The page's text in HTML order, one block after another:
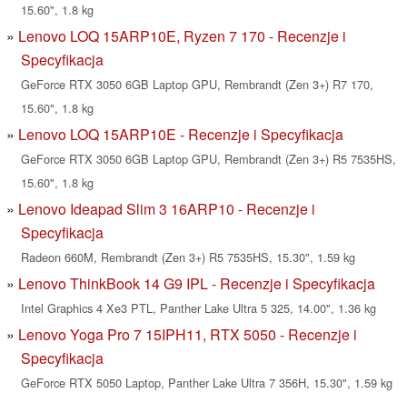
15.60", 1.8 kg
Lenovo LOQ 15ARP10E, Ryzen 7 170 - Recenzje i
Specyfikacja
GeForce RTX 3050 6GB Laptop GPU, Rembrandt (Zen 3+) R7 170,
15.60", 1.8 kg
Lenovo LOQ 15ARP10E - Recenzje i Specyfikacja
GeForce RTX 3050 6GB Laptop GPU, Rembrandt (Zen 3+) R5 7535HS,
15.60", 1.8 kg
Lenovo Ideapad Slim 3 16ARP10 - Recenzje i
Specyfikacja
Radeon 660M, Rembrandt (Zen 3+) R5 7535HS, 15.30", 1.59 kg
Lenovo ThinkBook 14 G9 IPL - Recenzje i Specyfikacja
Intel Graphics 4 Xe3 PTL, Panther Lake Ultra 5 325, 14.00", 1.36 kg
Lenovo Yoga Pro 7 15IPH11, RTX 5050 - Recenzje i
Specyfikacja
GeForce RTX 5050 Laptop, Panther Lake Ultra 7 356H, 15.30", 1.59 kg